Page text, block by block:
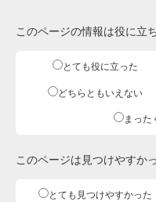
このページの情報は役に立
とても役に立った
どちらともいえない
まった
このページは見つけやすか
とても見つけやすかった